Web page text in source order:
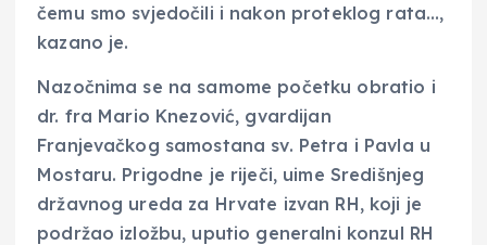
čemu smo svjedočili i nakon proteklog rata…,
kazano je.
Nazočnima se na samome početku obratio i
dr. fra Mario Knezović, gvardijan
Franjevačkog samostana sv. Petra i Pavla u
Mostaru. Prigodne je riječi, uime Središnjeg
državnog ureda za Hrvate izvan RH, koji je
podržao izložbu, uputio generalni konzul RH